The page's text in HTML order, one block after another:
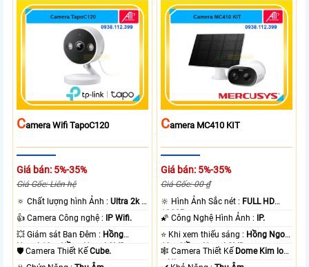
CAmera Wifi TapoC120
Giá bán: 5%-35%
Giá Gốc: Liên hệ
🔅 Chất lượng hình Ảnh :Ultra 2k +
.
👍 Camera Công nghệ : IP Wifi.
💥 Giám sát Ban Đêm : Hồng
Ngoại 10m Hồng Ngoại SMD.
🛡 Camera Thiết KếCube.
CAmera MC410 KIT
Giá bán: 5%-35%
Giá Gốc: 00 ₫
🔆 Hình Ảnh Sắc nét : FULL HD
1080P .
🌠 Công Nghệ Hình Ảnh : IP.
⭐ Khi xem thiếu sáng : Hồng Ngoại
10m Hồng Ngoại SMD.
🕸️ Camera Thiết Kế Dome Kim loại
+ Nhựa.